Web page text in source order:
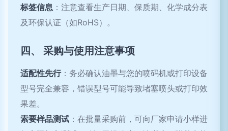
标签信息 ：注意查看生产日期、保质期、化学成分表
及环保认证（如RoHS）。
四、 采购与使用注意事项
适配性先行：务必确认油墨与您的喷码机或打印设备
型号完全兼容，错误型号可能导致堵塞喷头或打印效
果差。
索要样品测试 ：在批量采购前，可向厂家申请小样进